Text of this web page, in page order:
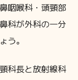
咽喉科・頭頸部
科が外科の一分
う。
科長と放射線科